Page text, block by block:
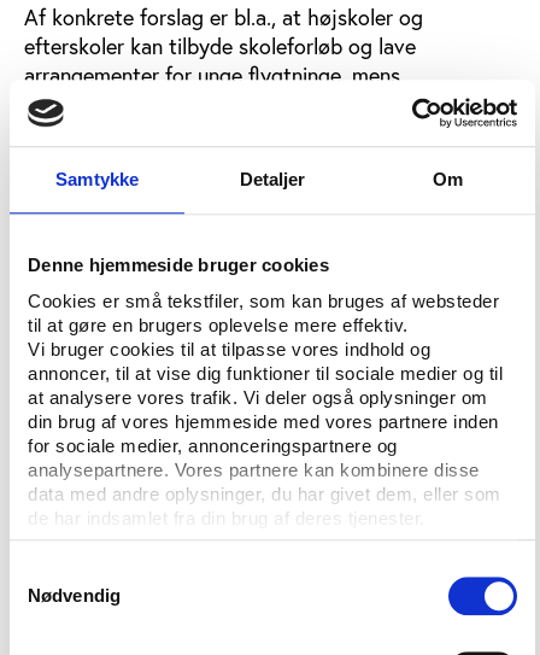
Samtykke Detaljer Om
Denne hjemmeside bruger cookies
Cookies er små tekstfiler, som kan bruges af websteder
til at gøre en brugers oplevelse mere effektiv.
Vi bruger cookies til at tilpasse vores indhold og
annoncer, til at vise dig funktioner til sociale medier og til
at analysere vores trafik. Vi deler også oplysninger om
din brug af vores hjemmeside med vores partnere inden
for sociale medier, annonceringspartnere og
analysepartnere. Vores partnere kan kombinere disse
data med andre oplysninger, du har givet dem, eller som
de har indsamlet fra din brug af deres tjenester.
Nødvendig
Af konkrete forslag er bl.a., at højskoler og
efterskoler kan tilbyde skoleforløb og lave
arrangementer for unge flygtninge, mens
amatørscener kan invitere flygtninge med i deres
forestillinger, og aftenskoler kan tilbyde fripladser og
være mindre sammenkomster og møder.
tilbydes i flygtningecentrenes nærområder af lokale
skoler og foreninger – gerne i partnerskaber med
andre foreninger. De lokale initiativer bakkes op af
DFS, som løbende vil indsamle og udbrede viden om
de forskellige initiativer og partnerskaber i et
katalog.
I kataloget kan de folkeoplysende skoler og
foreninger allerede nu finde inspiration til egne
aktiviteter blandt de mere end 100 aktiviteter for og
Formålet med initiativet er at give flygtninge en